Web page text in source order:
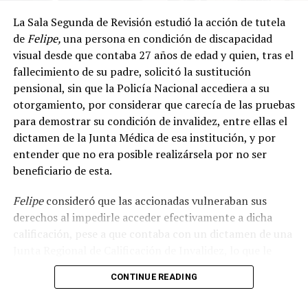
Línea.
Tecnología al servicio de la transparencia electoral
ADVERTISEMENT
Uno de los principales objetivos de esta estrategia es
garantizar las mismas condiciones para todas las
rápida, eficiente y segura la postulación y acreditación
de sus testigos electorales y auditores de sistemas.
La Sala Segunda de Revisión estudió la acción de tutela
deFelipe,una persona en condición de discapacidad
visual desde que contaba 27 años de edad y quien, tras el
fallecimiento de su padre, solicitó la sustitución
pensional, sin que la Policía Nacional accediera a su
otorgamiento, por considerar que carecía de las pruebas
para demostrar su condición de invalidez, entre ellas el
dictamen de la Junta Médica de esa institución, y por
entender que no era posible realizársela por no ser
beneficiario de esta.
Felipeconsideró que las accionadas vulneraban sus
derechos al impedirle acceder efectivamente a dicha
calificación, pese a que contaba con un dictamen de una
impedía el disfrute de la pensión que en vida le fue
otorgada a su padre, quien velaba por su apoyo
CONTINUE READING